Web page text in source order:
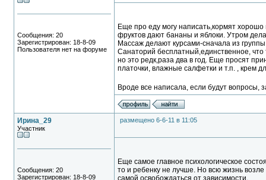
Сообщения: 20
Зарегистрирован: 18-8-09
Пользователя нет на форуме
Еще про еду могу написать,кормят
фруктов дают бананы и яблоки. Утром
Массаж делают курсами-сначала из
Санаторий бесплатный,единственное, что
но это редк,раза два в год. Еще просят
платочки, влажные салфетки и т.п. , крем
Вроде все написала, если будут вопросы,
Ирина_29
Участник
Сообщения: 20
Зарегистрирован: 18-8-09
размещено 6-6-11 в 11:05
Еще самое главное психологическое
то и ребенку не лучше. Но всю жизнь
самой освобождаться от зависимости.